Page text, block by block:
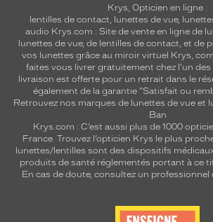
Krys, Opticien en ligne :
lentilles de contact lunettes de vue,
audio Krys.com : Site de vente en ligne de
lunettes de vue, de lentilles de contact , et de
vos lunettes grâce au miroir virtuel Krys,
faites vous livrer gratuitement chez l'un
livraison est offerte pour un retrait dans le
également de la garantie "Satisfait ou
Retrouvez nos marques de lunettes de vue et
Ban
Krys.com : C’est aussi plus de 1000
France. Trouvez l’opticien Krys le plus
lunettes/lentilles sont des dispositifs
produits de santé réglementés portant à ce
En cas de doute, consultez un professionnel